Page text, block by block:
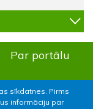
sīkdatnes. Pirms
informāciju par
Par portālu